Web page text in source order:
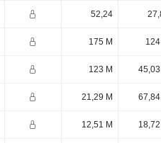
52,24
175 M 124
123 M 45,03
21,29 M 67,84
12,51 M 18,72